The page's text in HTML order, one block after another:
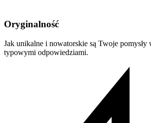
Oryginalność
Jak unikalne i nowatorskie są Twoje
typowymi odpowiedziami.